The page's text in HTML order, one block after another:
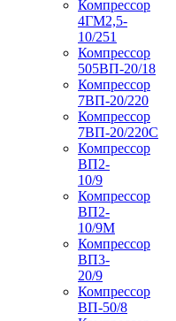
Компрессор
4ГМ2,5-
10/251
Компрессор
505ВП-20/18
Компрессор
7ВП-20/220
Компрессор
7ВП-20/220С
Компрессор
ВП2-
10/9
Компрессор
ВП2-
10/9М
Компрессор
ВП3-
20/9
Компрессор
ВП-50/8